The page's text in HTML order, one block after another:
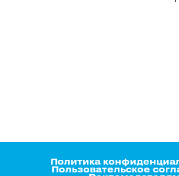
Политика
Пользовательское